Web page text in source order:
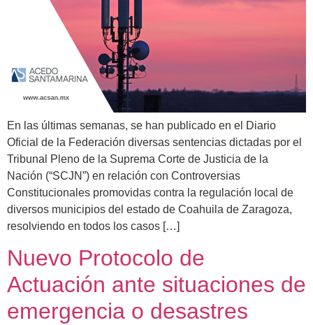
En las últimas semanas, se han publicado en el Diario
Oficial de la Federación diversas sentencias dictadas por el
Tribunal Pleno de la Suprema Corte de Justicia de la
Nación (“SCJN”) en relación con Controversias
Constitucionales promovidas contra la regulación local de
diversos municipios del estado de Coahuila de Zaragoza,
resolviendo en todos los casos […]
Nuevo Protocolo de
Actuación ante situaciones de
emergencia o desastres